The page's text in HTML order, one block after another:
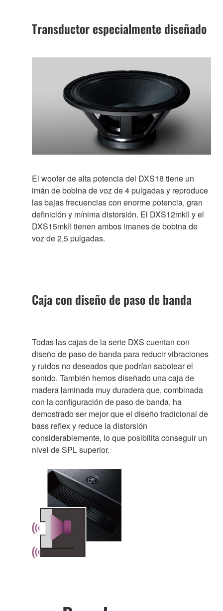
Transductor especialmente diseñado
El woofer de alta potencia del DXS18 tiene un
imán de bobina de voz de 4 pulgadas y reproduce
las bajas frecuencias con enorme potencia, gran
definición y mínima distorsión. El DXS12mkII y el
DXS15mkII tienen ambos imanes de bobina de
voz de 2,5 pulgadas.
Caja con diseño de paso de banda
Todas las cajas de la serie DXS cuentan con
diseño de paso de banda para reducir vibraciones
y ruidos no deseados que podrían sabotear el
sonido. También hemos diseñado una caja de
madera laminada muy duradera que, combinada
con la configuración de paso de banda, ha
demostrado ser mejor que el diseño tradicional de
bass reflex y reduce la distorsión
considerablemente, lo que posibilita conseguir un
nivel de SPL superior.